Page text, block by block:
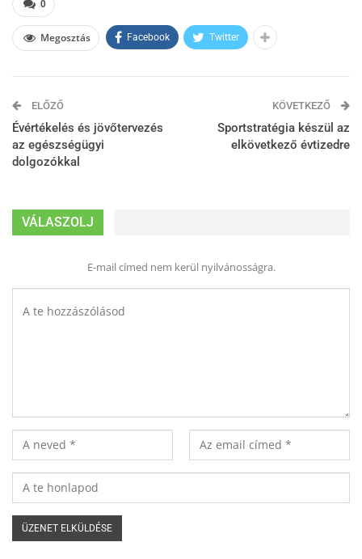
0
Megosztás Facebook Twitter
ELŐZŐ
Évértékelés és jövőtervezés
az egészségügyi
dolgozókkal
KÖVETKEZŐ
Sportstratégia készül az
elkövetkező évtizedre
VÁLASZOLJ
E-mail címed nem kerül nyilvánosságra.